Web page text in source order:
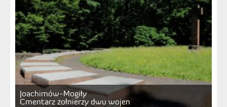
Joachimów-Mogiły
Cmentarz żołnierzy dwu wojen